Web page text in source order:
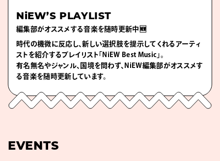
NiEW’S PLAYLIST
編集部がオススメする音楽を随時更新中🆕
時代の機微に反応し、新しい選択肢を提示してくれるアーティ
ストを紹介するプレイリスト「NiEW Best Music」。
有名無名やジャンル、国境を問わず、NiEW編集部がオススメす
る音楽を随時更新しています。
EVENTS